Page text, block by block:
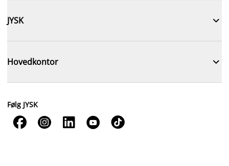
JYSK 
Hovedkontor 
Følg JYSK
    